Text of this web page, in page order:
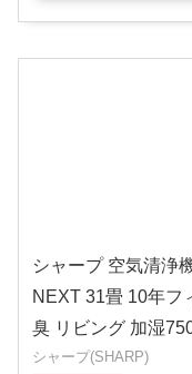
シャープ 空気清浄
NEXT 31畳 10年フ
臭 リビング 加湿
シャープ(SHARP)